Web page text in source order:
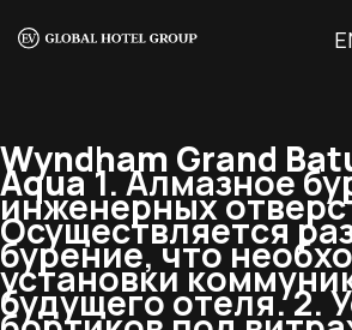
Wyndham Grand
Aqua1. Алмазное
инженерных
Осуществляется
бурение, что
установки
будущего отеля. 2.